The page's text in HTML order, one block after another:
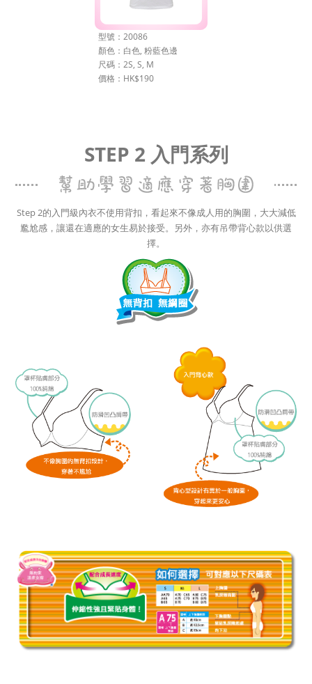
型號：20086
顏色：白色, 粉藍色邊
尺碼：2S, S, M
價格：HK$190
STEP 2 入門系列
Step 2的入門級內衣不使用背扣，看起來不像成人用的胸圍，大大減低
尷尬感，讓還在適應的女生易於接受。另外，亦有吊帶背心款以供選
擇。